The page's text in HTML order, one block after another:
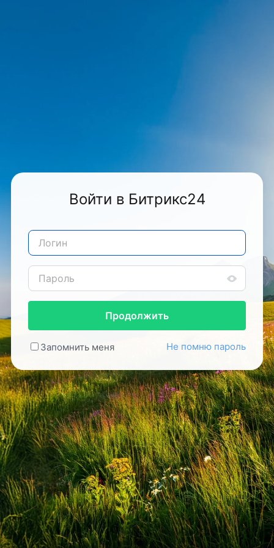
Войти в Битрикс24
Продолжить
Запомнить меня Не помню пароль